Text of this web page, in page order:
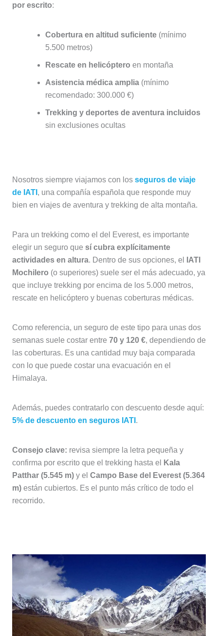
por escrito:
Cobertura en altitud suficiente(mínimo
5.500 metros)
Rescate en helicóptero en montaña
Asistencia médica amplia(mínimo
recomendado: 300.000 €)
Trekking y deportes de aventura incluidos
sin exclusiones ocultas
Nosotros siempre viajamos con los seguros de viaje
de IATI , una compañía española que responde muy
bien en viajes de aventura y trekking de alta montaña.
Para un trekking como el del Everest, es importante
elegir un seguro que sí cubra explícitamente
actividades en altura. Dentro de sus opciones, el
IATI
Mochilero (o superiores) suele ser el más adecuado, ya
que incluye trekking por encima de los 5.000 metros,
rescate en helicóptero y buenas coberturas médicas.
Como referencia, un seguro de este tipo para unas dos
semanas suele costar entre 70 y 120 €, dependiendo de
las coberturas. Es una cantidad muy baja comparada
con lo que puede costar una evacuación en el
Himalaya.
Además, puedes contratarlo con descuento desde aquí:
5% de descuento en seguros IATI .
Consejo clave: revisa siempre la letra pequeña y
confirma por escrito que el trekking hasta el
Kala
Patthar (5.545 m)y el Campo Base del Everest (5.364
m)están cubiertos. Es el punto más crítico de todo el
recorrido.